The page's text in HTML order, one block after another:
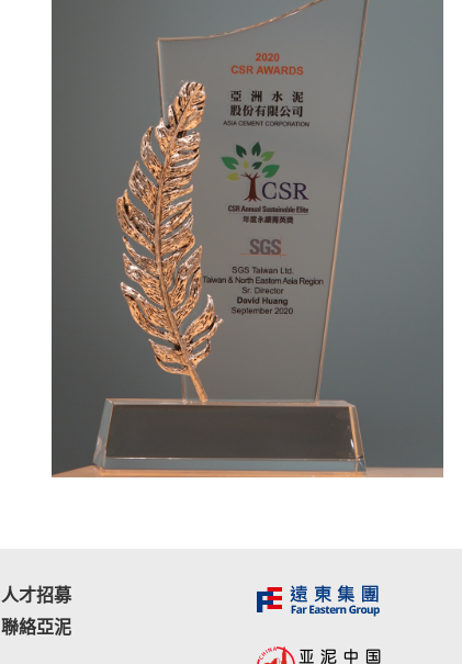
人才招募
聯絡亞泥